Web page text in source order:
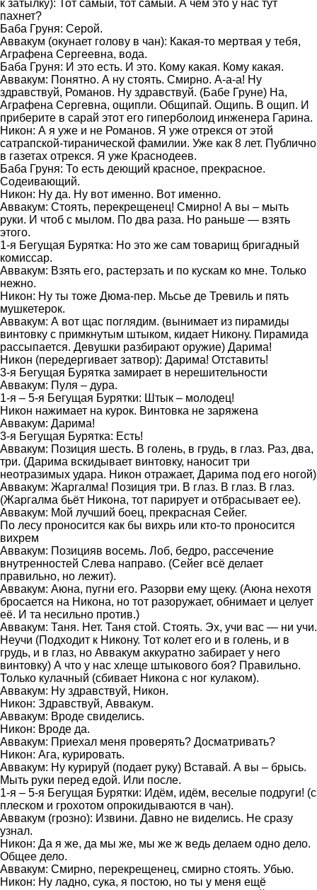
к затылку): Тот самый, тот самый. А чем это у нас тут
пахнет?
Баба Груня: Серой.
Аввакум (окунает голову в чан): Какая-то мертвая у тебя,
Аграфена Сергеевна, вода.
Баба Груня: И это есть. И это. Кому какая. Кому какая.
Аввакум: Понятно. А ну стоять. Смирно. А-а-а! Ну
здравствуй, Романов. Ну здравствуй. (Бабе Груне) На,
Аграфена Сергевна, ощипли. Общипай. Ощипь. В ощип. И
приберите в сарай этот его гиперболоид инженера Гарина.
Никон: А я уже и не Романов. Я уже отрекся от этой
сатрапской-тиранической фамилии. Уже как 8 лет. Публично
в газетах отрекся. Я уже Краснодеев.
Баба Груня: То есть деющий красное, прекрасное.
Содеивающий.
Никон: Ну да. Ну вот именно. Вот именно.
Аввакум: Стоять, перекрещенец! Смирно! А вы – мыть
руки. И чтоб с мылом. По два раза. Но раньше — взять
этого.
1-я Бегущая Бурятка: Но это же сам товарищ бригадный
комиссар.
Аввакум: Взять его, растерзать и по кускам ко мне. Только
нежно.
Никон: Ну ты тоже Дюма-пер. Мьсье де Тревиль и пять
мушкетерок.
Аввакум: А вот щас поглядим. (вынимает из пирамиды
винтовку с примкнутым штыком, кидает Никону. Пирамида
рассыпается. Девушки разбирают оружие) Дарима!
Никон (передергивает затвор): Дарима! Отставить!
3-я Бегущая Бурятка замирает в нерешительности
Аввакум: Пуля – дура.
1-я – 5-я Бегущая Бурятки: Штык – молодец!
Никон нажимает на курок. Винтовка не заряжена
Аввакум: Дарима!
3-я Бегущая Бурятка: Есть!
Аввакум: Позиция шесть. В голень, в грудь, в глаз. Раз, два,
три. (Дарима вскидывает винтовку, наносит три
неотразимых удара. Никон отражает, Дарима под его ногой)
Аввакум: Жаргалма! Позиция три. В глаз. В глаз. В глаз.
(Жаргалма бьёт Никона, тот парирует и отбрасывает ее).
Аввакум: Мой лучший боец, прекрасная Сейег.
По лесу проносится как бы вихрь или кто-то проносится
вихрем
Аввакум: Позицияв восемь. Лоб, бедро, рассечение
внутренностей Слева направо. (Сейег всё делает
правильно, но лежит).
Аввакум: Аюна, пугни его. Разорви ему щеку. (Аюна нехотя
бросается на Никона, но тот разоружает, обнимает и целует
её. И та несильно против.)
Аввакум: Таня. Нет. Таня стой. Стоять. Эх, учи вас — ни учи.
Неучи (Подходит к Никону. Тот колет его и в голень, и в
грудь, и в глаз, но Аввакум аккуратно забирает у него
винтовку) А что у нас хлеще штыкового боя? Правильно.
Только кулачный (сбивает Никона с ног кулаком).
Аввакум: Ну здравствуй, Никон.
Никон: Здравствуй, Аввакум.
Аввакум: Вроде свиделись.
Никон: Вроде да.
Аввакум: Приехал меня проверять? Досматривать?
Никон: Ага, курировать.
Аввакум: Ну курируй (подает руку) Вставай. А вы – брысь.
Мыть руки перед едой. Или после.
1-я – 5-я Бегущая Бурятки: Идём, идём, веселые подруги! (с
плеском и грохотом опрокидываются в чан).
Аввакум (грозно): Извини. Давно не виделись. Не сразу
узнал.
Никон: Да я же, да мы же, мы же ж ведь делаем одно дело.
Общее дело.
Аввакум: Смирно, перекрещенец, смирно стоять. Убью.
Никон: Ну ладно, сука, я постою, но ты у меня ещё